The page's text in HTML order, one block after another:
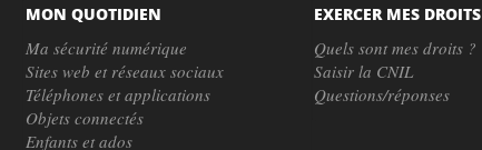
MON QUOTIDIEN
Ma sécurité numérique
Sites web et réseaux sociaux
Téléphones et applications
Objets connectés
Enfants et ados
EXERCER MES DROITS
Quels sont mes droits ?
Saisir la CNIL
Questions/réponses